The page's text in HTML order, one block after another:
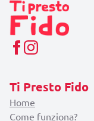
Ti Presto Fido
Home
Come funziona?